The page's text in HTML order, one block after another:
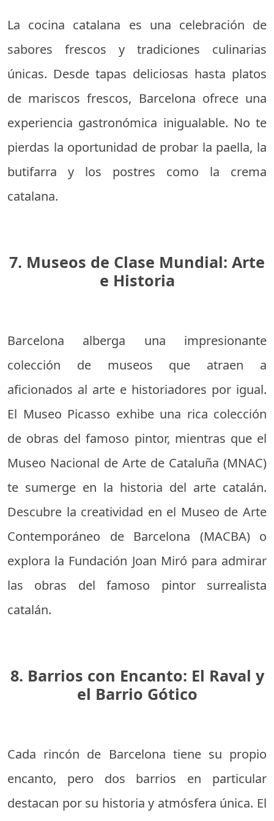
La cocina catalana es una celebración de
sabores frescos y tradiciones culinarias
únicas. Desde tapas deliciosas hasta platos
de mariscos frescos, Barcelona ofrece una
experiencia gastronómica inigualable. No te
pierdas la oportunidad de probar la paella, la
butifarra y los postres como la crema
catalana.
7. Museos de Clase Mundial: Arte
e Historia
Barcelona alberga una impresionante
colección de museos que atraen a
aficionados al arte e historiadores por igual.
El Museo Picasso exhibe una rica colección
de obras del famoso pintor, mientras que el
Museo Nacional de Arte de Cataluña (MNAC)
te sumerge en la historia del arte catalán.
Descubre la creatividad en el Museo de Arte
Contemporáneo de Barcelona (MACBA) o
explora la Fundación Joan Miró para admirar
las obras del famoso pintor surrealista
catalán.
8. Barrios con Encanto: El Raval y
el Barrio Gótico
Cada rincón de Barcelona tiene su propio
encanto, pero dos barrios en particular
destacan por su historia y atmósfera única. El